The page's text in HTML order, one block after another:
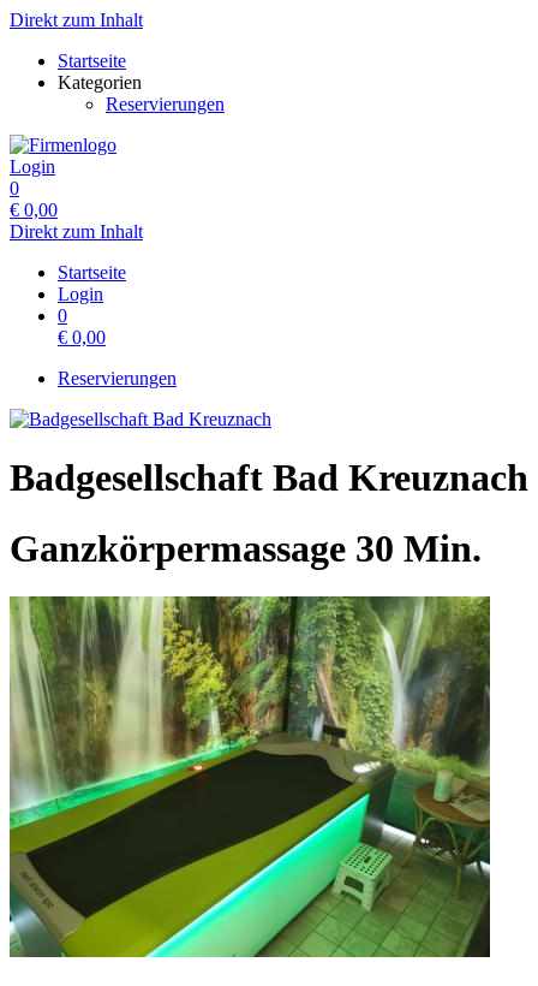
Direkt zum Inhalt
Startseite
Kategorien
Reservierungen
Login
0
€ 0,00
Direkt zum Inhalt
Startseite
Login
0
€ 0,00
Reservierungen
Badgesellschaft Bad Kreuznach
Ganzkörpermassage 30 Min.